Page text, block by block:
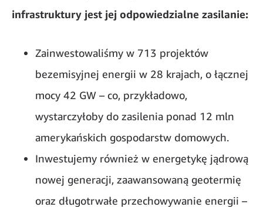
infrastruktury jest jej odpowiedzialne zasilanie:
Zainwestowaliśmy w 713 projektów
bezemisyjnej energii w 28 krajach, o łącznej
mocy 42 GW – co, przykładowo,
wystarczyłoby do zasilenia ponad 12 mln
amerykańskich gospodarstw domowych.
Inwestujemy również w energetykę jądrową
nowej generacji, zaawansowaną geotermię
oraz długotrwałe przechowywanie energii –